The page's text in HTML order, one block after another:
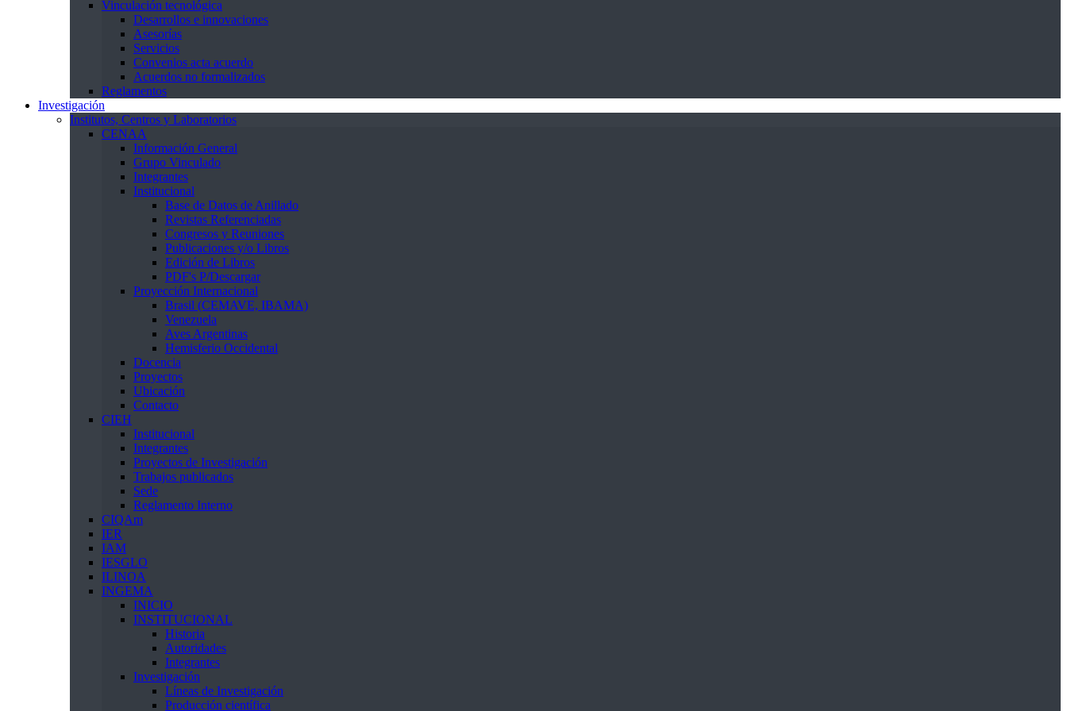
Vinculación tecnológica
Desarrollos e innovaciones
Asesorías
Servicios
Convenios acta acuerdo
Acuerdos no formalizados
Reglamentos
Investigación
Institutos, Centros y Laboratorios
CENAA
Información General
Grupo Vinculado
Integrantes
Institucional
Base de Datos de Anillado
Revistas Referenciadas
Congresos y Reuniones
Publicaciones y/o Libros
Edición de Libros
PDF's P/Descargar
Proyección Internacional
Brasil (CEMAVE, IBAMA)
Venezuela
Aves Argentinas
Hemisferio Occidental
Docencia
Proyectos
Ubicación
Contacto
CIEH
Institucional
Integrantes
Proyectos de Investigación
Trabajos publicados
Sede
Reglamento Interno
CIQAm
IER
IAM
IESGLO
ILINOA
INGEMA
INICIO
INSTITUCIONAL
Historia
Autoridades
Integrantes
Investigación
Líneas de Investigación
Producción científica